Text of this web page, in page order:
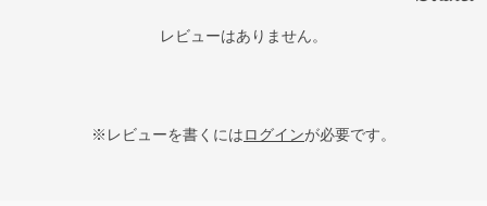
レビューはありません。
※レビューを書くにはログインが必要です。